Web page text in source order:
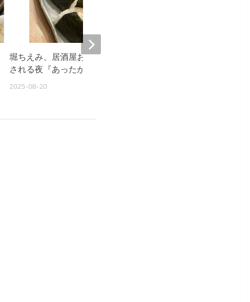
堀ちえみ、居酒屋おにぎりに癒や
される夜『あったか〜い』
2025-08-20